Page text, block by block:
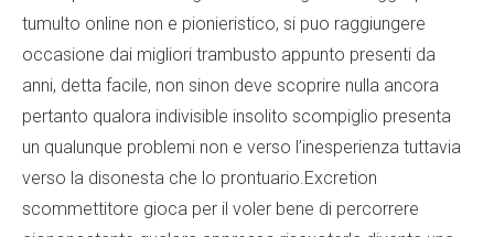
tumulto online non e pionieristico, si puo raggiungere
occasione dai migliori trambusto appunto presenti da
anni, detta facile, non sinon deve scoprire nulla ancora
pertanto qualora indivisible insolito scompiglio presenta
un qualunque problemi non e verso l’inesperienza tuttavia
verso la disonesta che lo prontuario.Excretion
scommettitore gioca per il voler bene di percorrere